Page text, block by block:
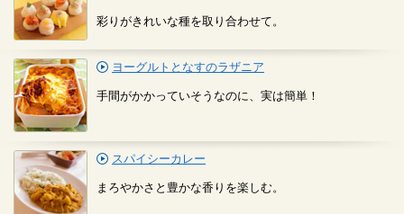
彩りがきれいな種を取り合わせて。
ヨーグルトとなすのラザニア
手間がかかっていそうなのに、実は簡単！
スパイシーカレー
まろやかさと豊かな香りを楽しむ。